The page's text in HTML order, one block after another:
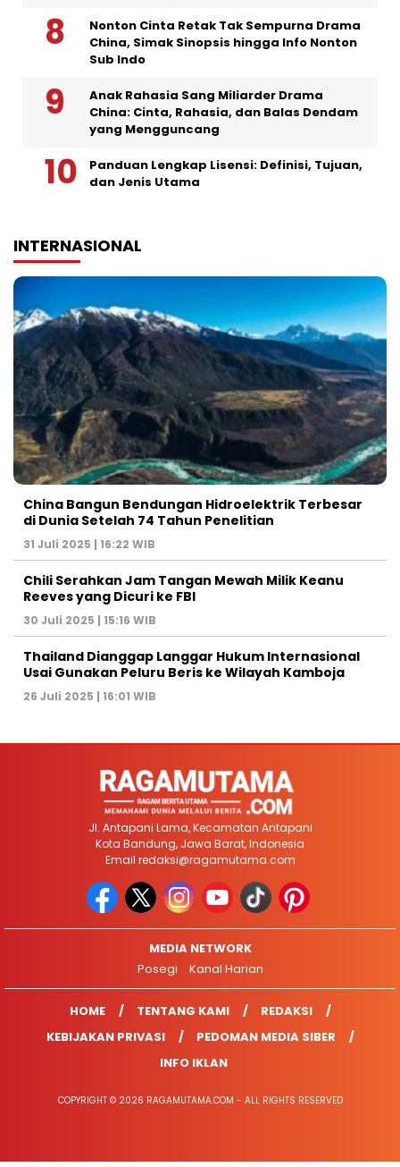
Nonton Cinta Retak Tak Sempurna Drama
China, Simak Sinopsis hingga Info Nonton
Sub Indo
Anak Rahasia Sang Miliarder Drama
China: Cinta, Rahasia, dan Balas Dendam
yang Mengguncang
Panduan Lengkap Lisensi: Definisi, Tujuan,
dan Jenis Utama
INTERNASIONAL
China Bangun Bendungan Hidroelektrik Terbesar
di Dunia Setelah 74 Tahun Penelitian
31 Juli 2025 | 16:22 WIB
Chili Serahkan Jam Tangan Mewah Milik Keanu
Reeves yang Dicuri ke FBI
30 Juli 2025 | 15:16 WIB
Thailand Dianggap Langgar Hukum Internasional
Usai Gunakan Peluru Beris ke Wilayah Kamboja
26 Juli 2025 | 16:01 WIB
Jl. Antapani Lama, Kecamatan Antapani
Kota Bandung, Jawa Barat, Indonesia
Email redaksi@ragamutama.com
MEDIA NETWORK
Posegi
Kanal Harian
HOME TENTANG KAMI
REDAKSI
KEBIJAKAN PRIVASI
PEDOMAN MEDIA SIBER
INFO IKLAN
COPYRIGHT © 2026 RAGAMUTAMA.COM - ALL RIGHTS RESERVED